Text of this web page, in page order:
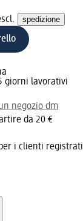
spedizione
giorni lavorativi
negozio dm
da 20 €
i clienti registrati